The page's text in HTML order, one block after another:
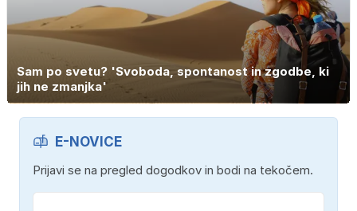
Sam po svetu? 'Svoboda, spontanost in zgodbe, ki
jih ne zmanjka'
E-NOVICE
Prijavi se na pregled dogodkov in bodi na tekočem.